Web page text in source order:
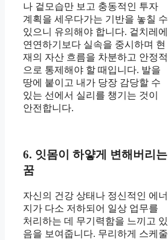
나 겉모습만 보고 충동적인 투자
계획을 세우다가는 기반을 놓칠 수
있으니 유의해야 합니다. 겉치레에
연연하기보다 실속을 중시하며 현
재의 자산 흐름을 차분하고 안정적
으로 통제해야 할 때입니다. 발을
땅에 붙이고 내가 당장 감당할 수
있는 선에서 실리를 챙기는 것이
안전합니다.
6. 잇몸이 하얗게 변해버리는
꿈
자신의 건강 상태나 정신적인 에너
지가 다소 저하되어 일상 업무를
처리하는 데 무기력함을 느끼고 있
음을 보여줍니다. 무리하게 스케줄